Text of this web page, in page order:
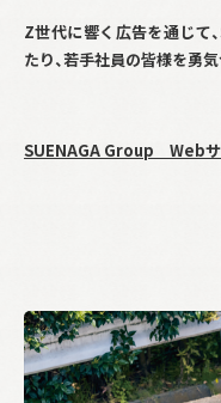
Z世代に響く広告を通じて、
たり、若手社員の皆様を勇
SUENAGA Group Web